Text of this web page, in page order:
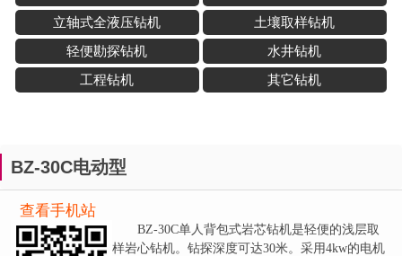
立轴式全液压钻机 土壤取样钻机
轻便勘探钻机 水井钻机
工程钻机 其它钻机
BZ-30C电动型
查看手机站
BZ-30C单人背包式岩芯钻机是轻便的浅层取
样岩心钻机。钻探深度可达30米。采用4kw的电机